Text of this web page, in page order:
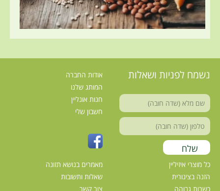
נשמח לפניות ושאלות
אודות החברה
המותג שלנו
חנות אונליין
חשבון שלי
כל מוצרי איזיליין
הזנה בצינורית
כשרות גבוהה
מאמרים בנושא תזונה
שאלות ותשובות
צור קשר